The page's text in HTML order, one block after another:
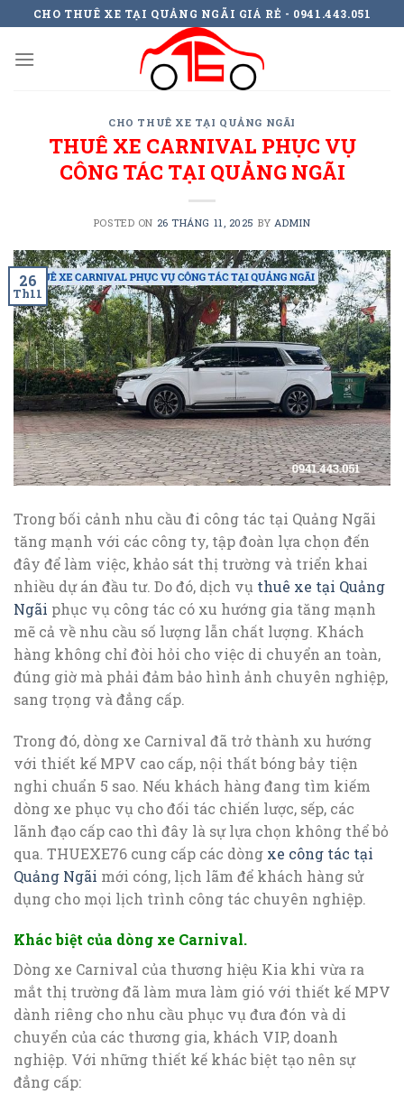
to
content
CHO THUÊ XE TẠI QUẢNG NGÃI GIÁ RẺ - 0941.443.051
CHO THUÊ XE TẠI QUẢNG NGÃI
THUÊ XE CARNIVAL PHỤC VỤ
CÔNG TÁC TẠI QUẢNG NGÃI
POSTED ON 26 THÁNG 11, 2025 BY ADMIN
26
Th11
Trong bối cảnh nhu cầu đi công tác tại Quảng Ngãi
tăng mạnh với các công ty, tập đoàn lựa chọn đến
đây để làm việc, khảo sát thị trường và triển khai
nhiều dự án đầu tư. Do đó, dịch vụ thuê xe tại Quảng
Ngãi phục vụ công tác có xu hướng gia tăng mạnh
mẽ cả về nhu cầu số lượng lẫn chất lượng. Khách
hàng không chỉ đòi hỏi cho việc di chuyển an toàn,
đúng giờ mà phải đảm bảo hình ảnh chuyên nghiệp,
sang trọng và đẳng cấp.
Trong đó, dòng xe Carnival đã trở thành xu hướng
với thiết kế MPV cao cấp, nội thất bóng bảy tiện
nghi chuẩn 5 sao. Nếu khách hàng đang tìm kiếm
dòng xe phục vụ cho đối tác chiến lược, sếp, các
lãnh đạo cấp cao thì đây là sự lựa chọn không thể bỏ
qua. THUEXE76 cung cấp các dòng xe công tác tại
Quảng Ngãi mới cóng, lịch lãm để khách hàng sử
dụng cho mọi lịch trình công tác chuyên nghiệp.
Khác biệt của dòng xe Carnival.
Dòng xe Carnival của thương hiệu Kia khi vừa ra
mắt thị trường đã làm mưa làm gió với thiết kế MPV
dành riêng cho nhu cầu phục vụ đưa đón và di
chuyển của các thương gia, khách VIP, doanh
nghiệp. Với những thiết kế khác biệt tạo nên sự
đẳng cấp: